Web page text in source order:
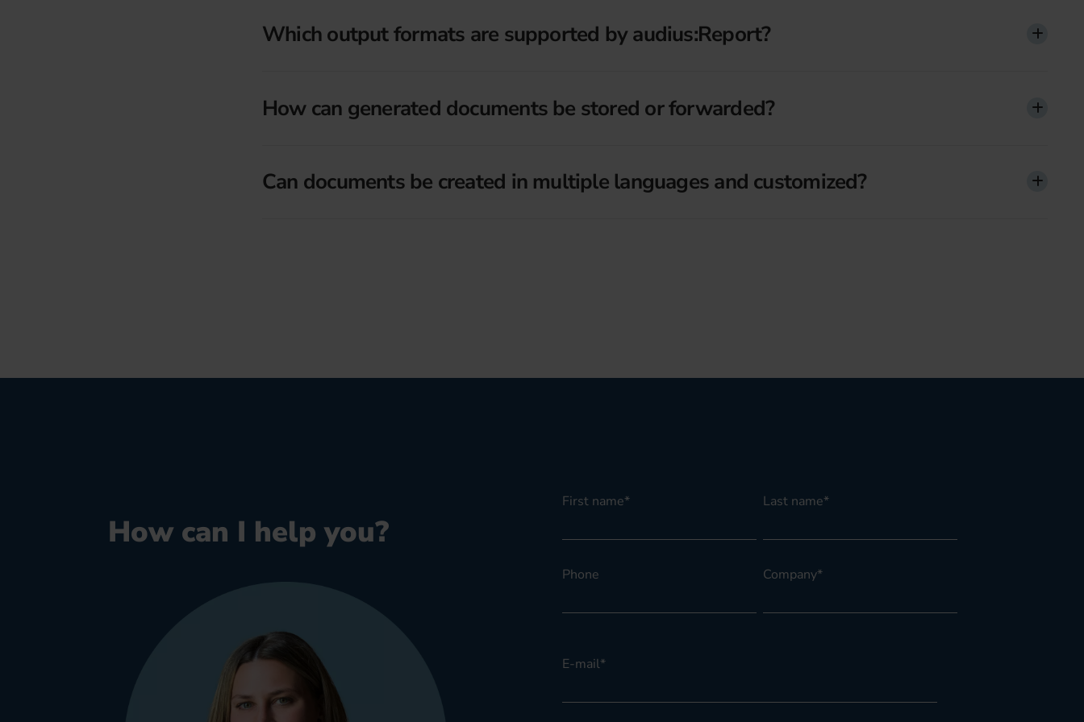
Which output formats are supported by audius:Report?
How can generated documents be stored or forwarded?
Can documents be created in multiple languages and customized?
How can I help you?
First name* Last name*
Phone Company*
E-mail*